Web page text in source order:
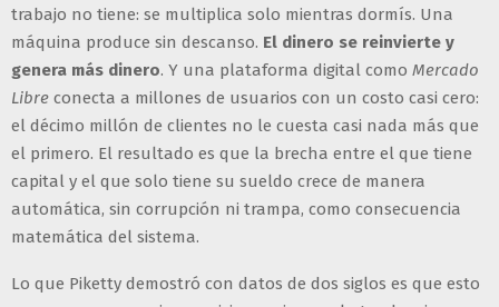
trabajo no tiene: se multiplica solo mientras dormís. Una
máquina produce sin descanso. El dinero se reinvierte y
genera más dinero. Y una plataforma digital como Mercado
Libre conecta a millones de usuarios con un costo casi cero:
el décimo millón de clientes no le cuesta casi nada más que
el primero. El resultado es que la brecha entre el que tiene
capital y el que solo tiene su sueldo crece de manera
automática, sin corrupción ni trampa, como consecuencia
matemática del sistema.
Lo que Piketty demostró con datos de dos siglos es que esto